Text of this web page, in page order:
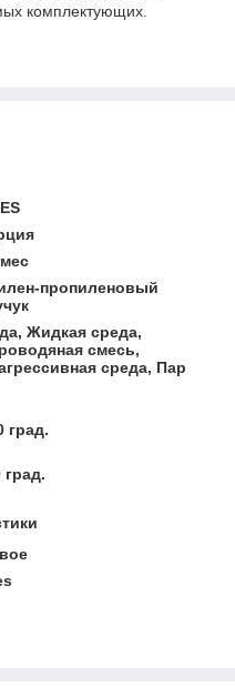
комплектующих.
пропиленовый
Жидкая среда,
смесь,
среда, Пар
град.
град.